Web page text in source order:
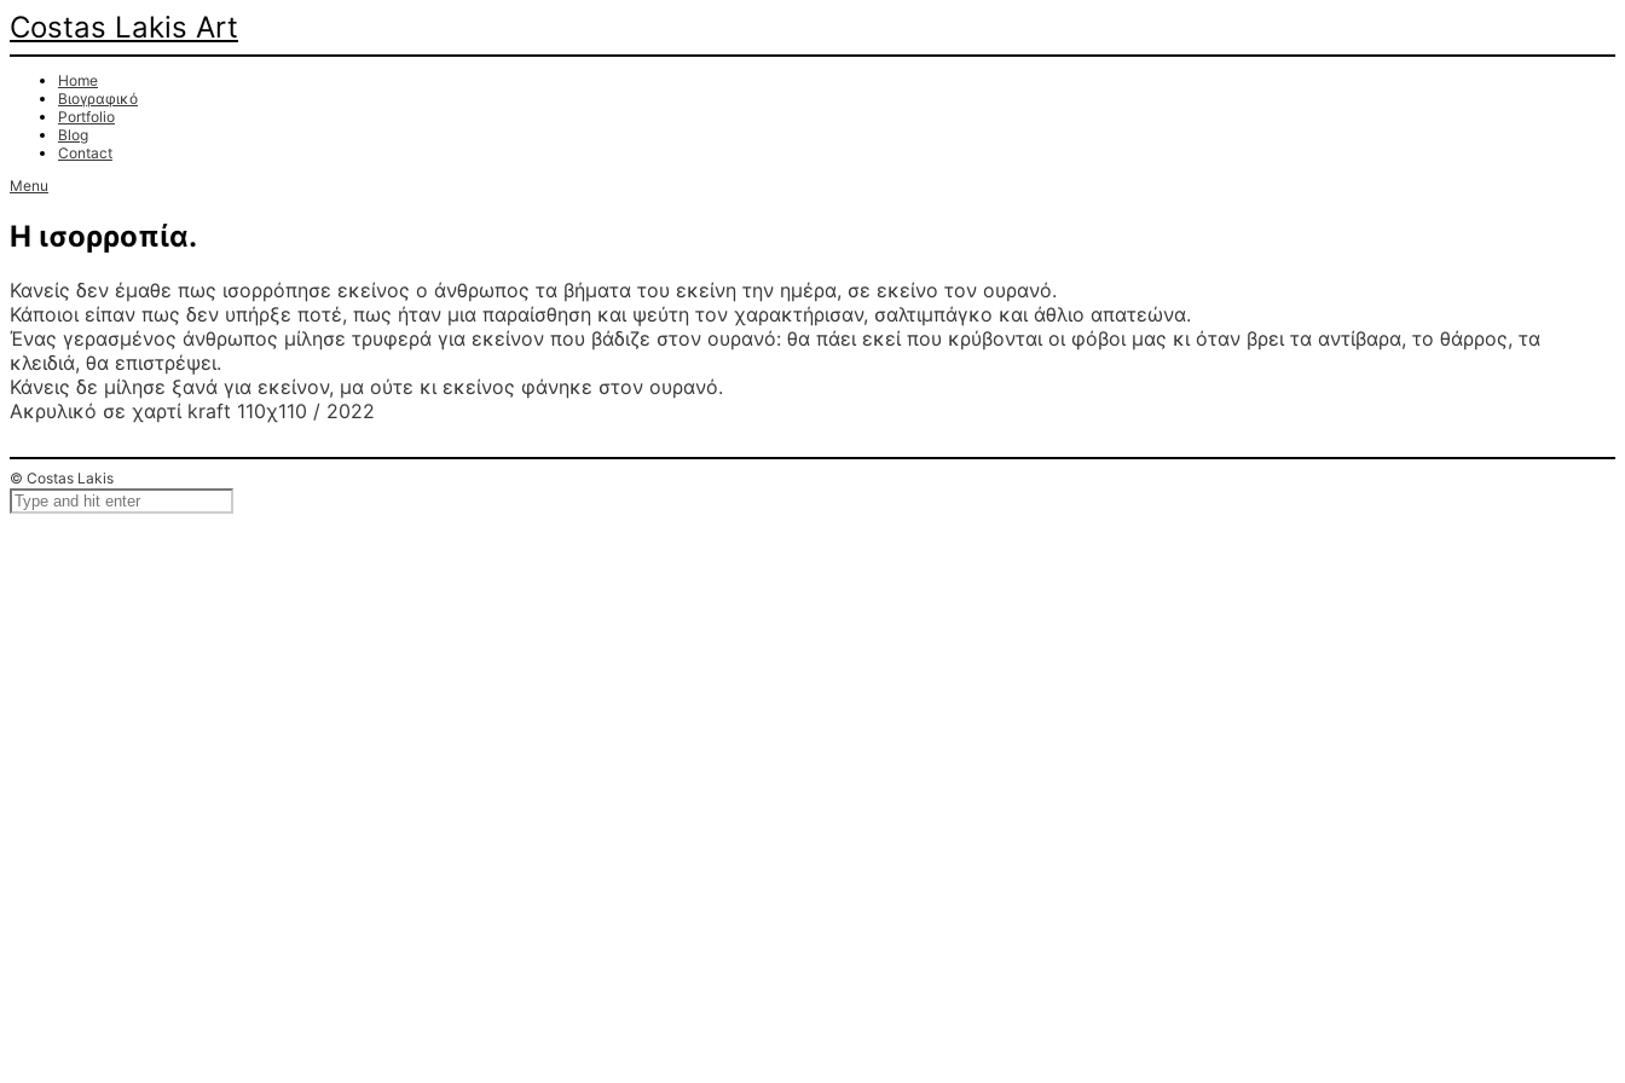
Costas Lakis Art
Home
Βιογραφικό
Portfolio
Blog
Contact
Menu
Η ισορροπία.
Κανείς δεν έμαθε πως ισορρόπησε εκείνος ο άνθρωπος τα βήματα του εκείνη την ημέρα, σε εκείνο τον ουρανό.
Κάποιοι είπαν πως δεν υπήρξε ποτέ, πως ήταν μια παραίσθηση και ψεύτη τον χαρακτήρισαν, σαλτιμπάγκο και άθλιο απατεώνα.
Ένας γερασμένος άνθρωπος μίλησε τρυφερά για εκείνον που βάδιζε στον ουρανό: θα πάει εκεί που κρύβονται οι φόβοι μας κι όταν βρει τα αντίβαρα, το θάρρος, τα
κλειδιά, θα επιστρέψει.
Κάνεις δε μίλησε ξανά για εκείνον, μα ούτε κι εκείνος φάνηκε στον ουρανό.
Ακρυλικό σε χαρτί kraft 110χ110 / 2022
© Costas Lakis